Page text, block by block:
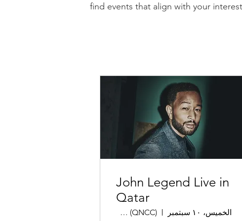
find events that align with your
John Legend Live in
Qatar
الخميس، ١٠ سبتمبر
Qatar National Convention Centre (QNCC)